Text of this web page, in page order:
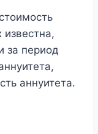
за период
аннуитета.